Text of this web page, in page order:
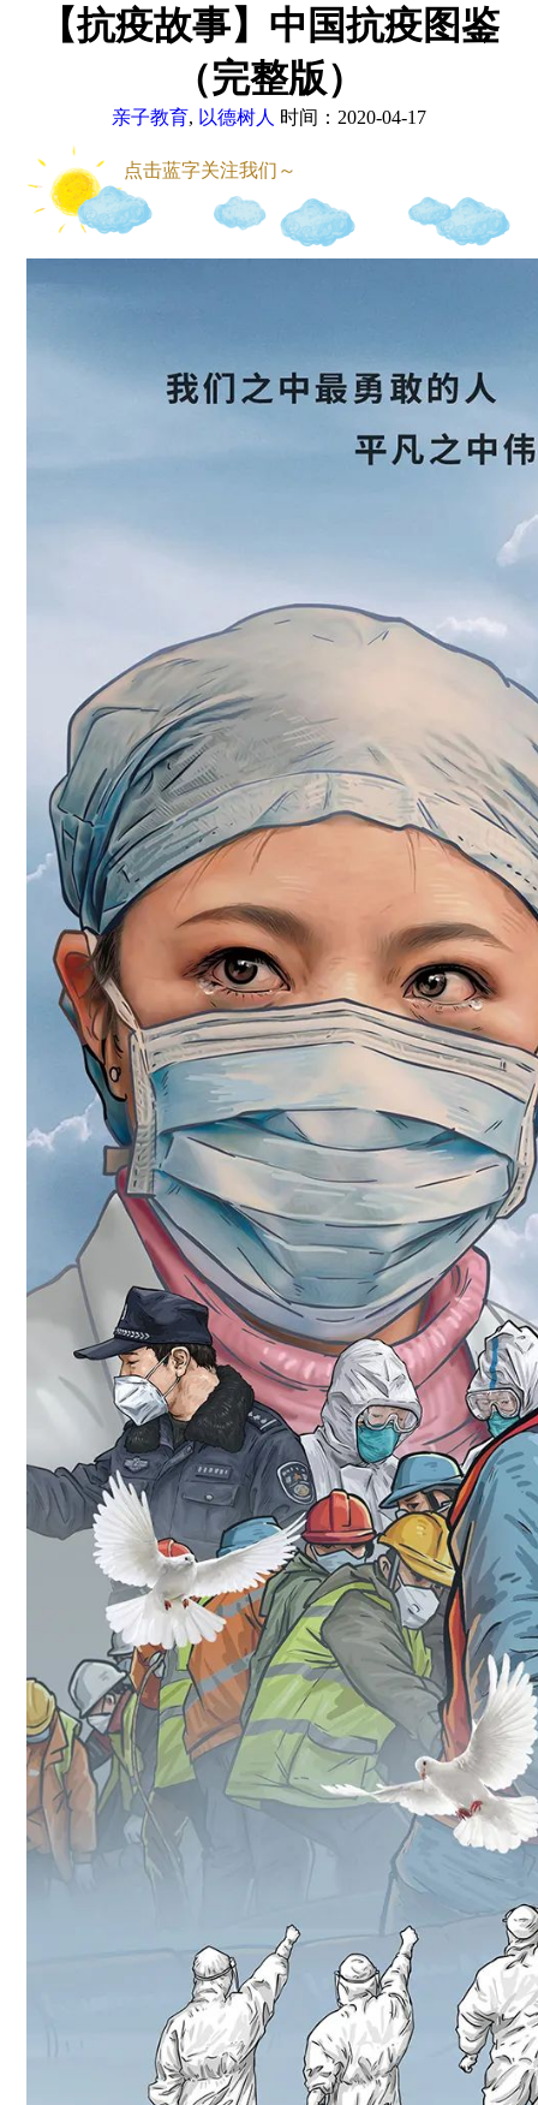
【抗疫故事】中国抗疫图鉴
（完整版）
亲子教育, 以德树人 时间：2020-04-17
点击蓝字关注我们～